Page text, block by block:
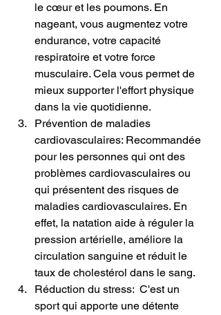
le cœur et les poumons. En
nageant, vous augmentez votre
endurance, votre capacité
respiratoire et votre force
musculaire. Cela vous permet de
mieux supporter l'effort physique
dans la vie quotidienne.
Prévention de maladies
cardiovasculaires: Recommandée
pour les personnes qui ont des
problèmes cardiovasculaires ou
qui présentent des risques de
maladies cardiovasculaires. En
effet, la natation aide à réguler la
pression artérielle, améliore la
circulation sanguine et réduit le
taux de cholestérol dans le sang.
Réduction du stress:  C'est un
sport qui apporte une détente